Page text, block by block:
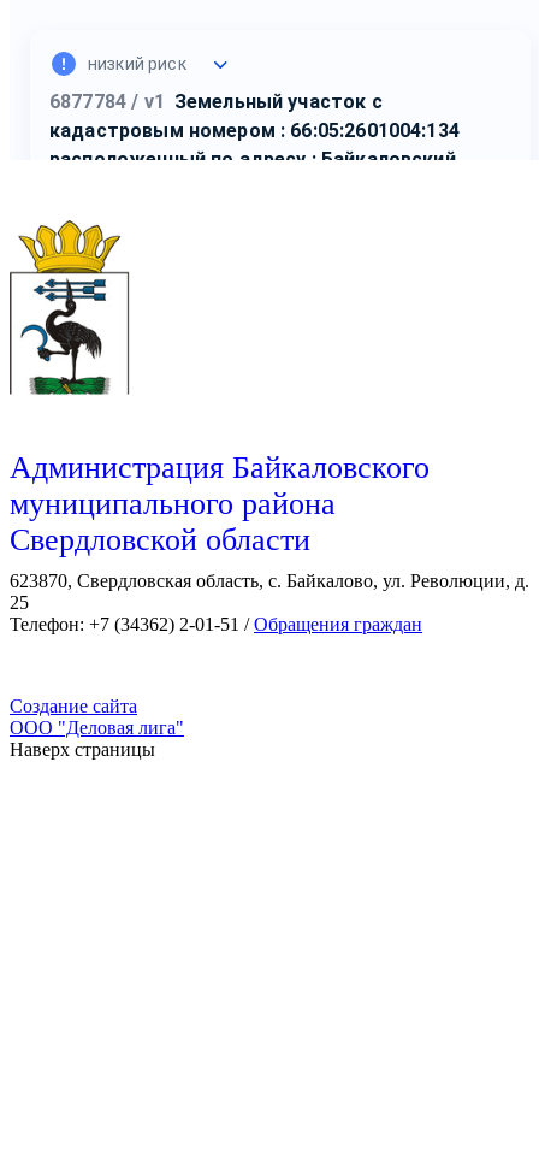
Администрация Байкаловского
муниципального района
Свердловской области
623870, Свердловская область, с. Байкалово, ул. Революции, д.
25
Телефон: +7 (34362) 2-01-51 /Обращения граждан
Создание сайта
ООО "Деловая лига"
Наверх страницы